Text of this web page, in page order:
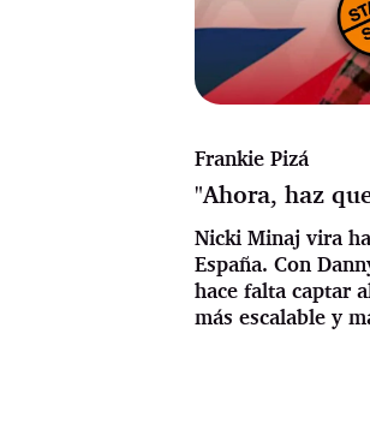
Frankie Pizá
"Ahora, haz
Nicki Minaj vira
España. Con
hace falta captar
más escalable y